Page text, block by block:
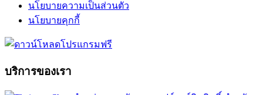
นโยบายความเป็นส่วนตัว
นโยบายคุกกี้
บริการของเรา